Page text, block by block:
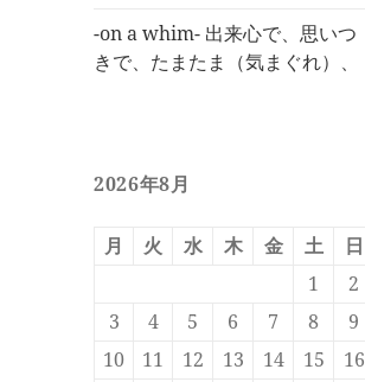
-on a whim- 出来心で、思いつ
きで、たまたま（気まぐれ）、
2026年8月
月 火 水 木 金 土
日
1
2
3
4 5 6 7 8
9
10
11 12 13 14 15
16